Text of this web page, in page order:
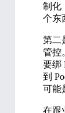
制化
个东
第二
管控
要绑
到
可能
在跟